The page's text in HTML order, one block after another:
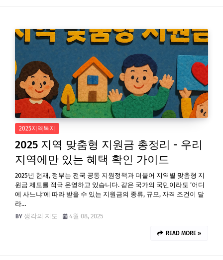
2025지역복지
2025 지역 맞춤형 지원금 총정리 - 우리
지역에만 있는 혜택 확인 가이드
2025년 현재, 정부는 전국 공통 지원정책과 더불어 지역별 맞춤형 지
원금 제도를 적극 운영하고 있습니다. 같은 국가의 국민이라도 ‘어디
에 사느냐’에 따라 받을 수 있는 지원금의 종류, 규모, 자격 조건이 달
라…
생각의 지도
4월 08, 2025
READ MORE »